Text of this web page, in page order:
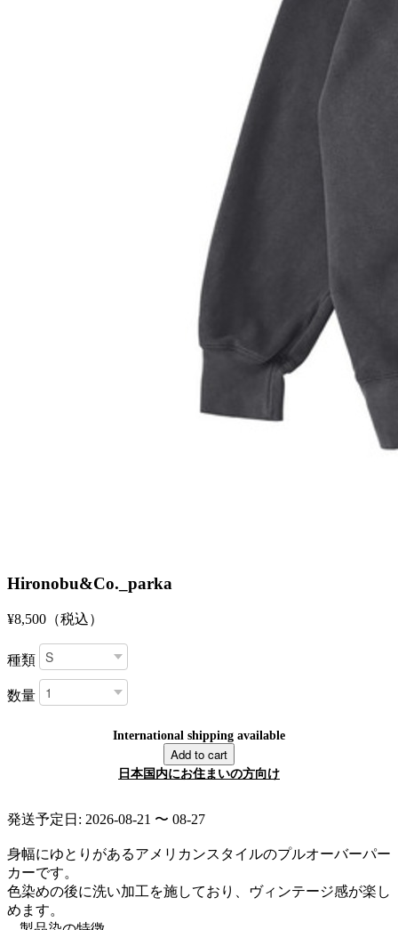
Hironobu&Co._parka
¥8,500 （税込）
種類
数量
International shipping available
Add to cart
日本国内にお住まいの方向け
発送予定日: 2026-08-21 〜 08-27
身幅にゆとりがあるアメリカンスタイルのプルオーバーパー
カーです。
色染めの後に洗い加工を施しており、ヴィンテージ感が楽し
めます。